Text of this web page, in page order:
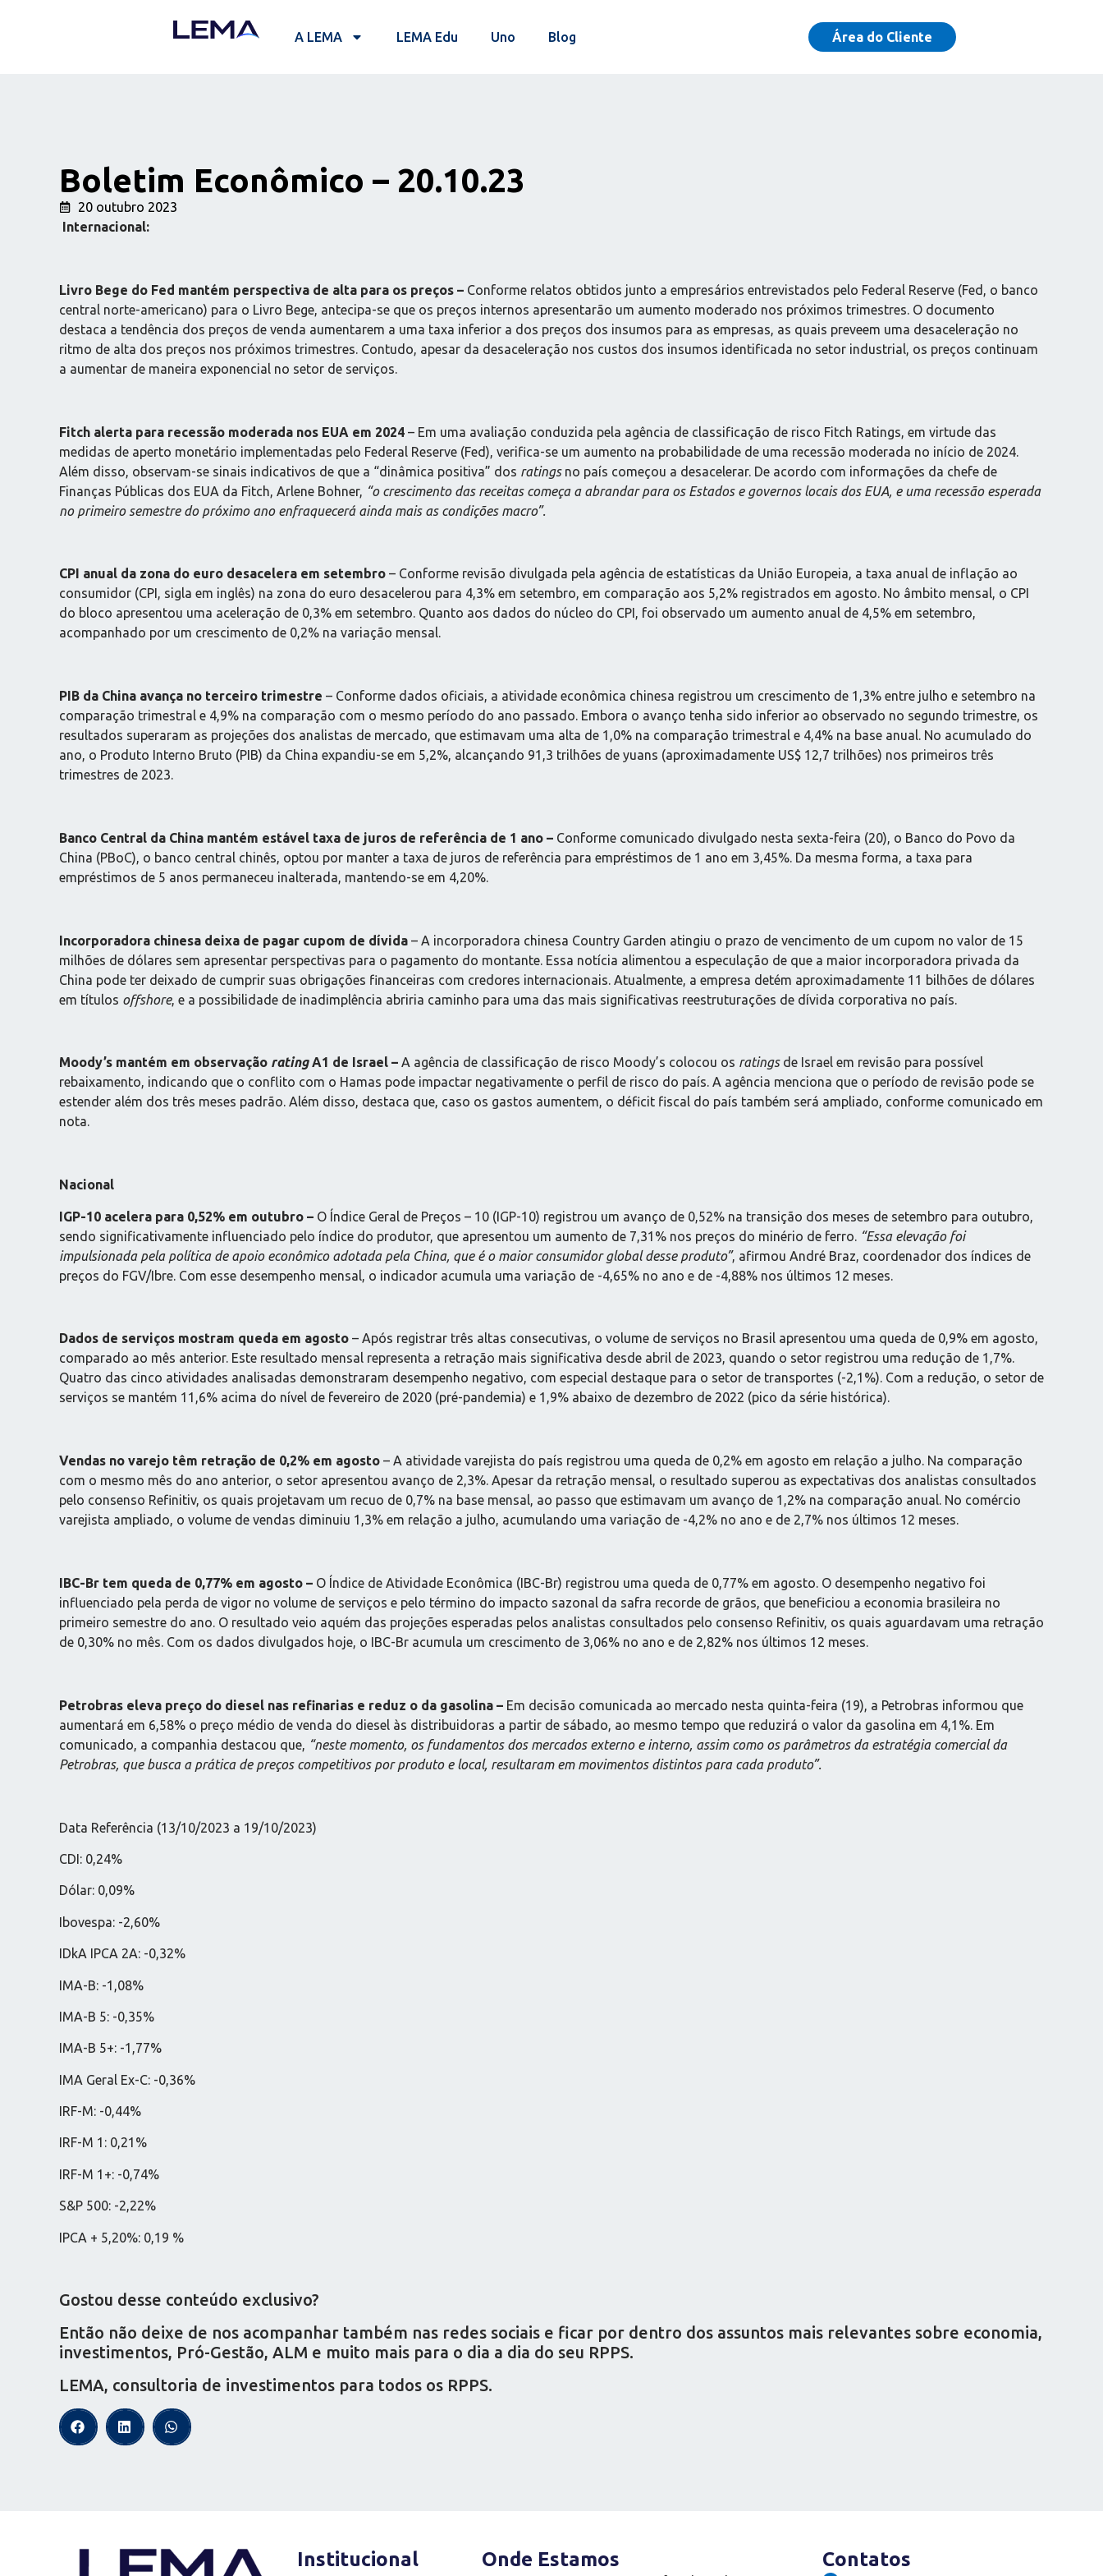
A LEMA LEMA Edu Uno Blog Área do Cliente
Boletim Econômico – 20.10.23
20 outubro 2023
Internacional:
Livro Bege do Fed mantém perspectiva de alta para os preços – Conforme relatos obtidos junto a empresários entrevistados pelo Federal Reserve (Fed, o banco
central norte-americano) para o Livro Bege, antecipa-se que os preços internos apresentarão um aumento moderado nos próximos trimestres. O documento
destaca a tendência dos preços de venda aumentarem a uma taxa inferior a dos preços dos insumos para as empresas, as quais preveem uma desaceleração no
ritmo de alta dos preços nos próximos trimestres. Contudo, apesar da desaceleração nos custos dos insumos identificada no setor industrial, os preços continuam
a aumentar de maneira exponencial no setor de serviços.
Fitch alerta para recessão moderada nos EUA em 2024 – Em uma avaliação conduzida pela agência de classificação de risco Fitch Ratings, em virtude das
medidas de aperto monetário implementadas pelo Federal Reserve (Fed), verifica-se um aumento na probabilidade de uma recessão moderada no início de 2024.
Além disso, observam-se sinais indicativos de que a “dinâmica positiva” dos ratings no país começou a desacelerar. De acordo com informações da chefe de
Finanças Públicas dos EUA da Fitch, Arlene Bohner, “o crescimento das receitas começa a abrandar para os Estados e governos locais dos EUA, e uma recessão esperada
no primeiro semestre do próximo ano enfraquecerá ainda mais as condições macro”.
CPI anual da zona do euro desacelera em setembro – Conforme revisão divulgada pela agência de estatísticas da União Europeia, a taxa anual de inflação ao
consumidor (CPI, sigla em inglês) na zona do euro desacelerou para 4,3% em setembro, em comparação aos 5,2% registrados em agosto. No âmbito mensal, o CPI
do bloco apresentou uma aceleração de 0,3% em setembro. Quanto aos dados do núcleo do CPI, foi observado um aumento anual de 4,5% em setembro,
acompanhado por um crescimento de 0,2% na variação mensal.
PIB da China avança no terceiro trimestre – Conforme dados oficiais, a atividade econômica chinesa registrou um crescimento de 1,3% entre julho e setembro na
comparação trimestral e 4,9% na comparação com o mesmo período do ano passado. Embora o avanço tenha sido inferior ao observado no segundo trimestre, os
resultados superaram as projeções dos analistas de mercado, que estimavam uma alta de 1,0% na comparação trimestral e 4,4% na base anual. No acumulado do
ano, o Produto Interno Bruto (PIB) da China expandiu-se em 5,2%, alcançando 91,3 trilhões de yuans (aproximadamente US$ 12,7 trilhões) nos primeiros três
trimestres de 2023.
Banco Central da China mantém estável taxa de juros de referência de 1 ano – Conforme comunicado divulgado nesta sexta-feira (20), o Banco do Povo da
China (PBoC), o banco central chinês, optou por manter a taxa de juros de referência para empréstimos de 1 ano em 3,45%. Da mesma forma, a taxa para
empréstimos de 5 anos permaneceu inalterada, mantendo-se em 4,20%.
Incorporadora chinesa deixa de pagar cupom de dívida – A incorporadora chinesa Country Garden atingiu o prazo de vencimento de um cupom no valor de 15
milhões de dólares sem apresentar perspectivas para o pagamento do montante. Essa notícia alimentou a especulação de que a maior incorporadora privada da
China pode ter deixado de cumprir suas obrigações financeiras com credores internacionais. Atualmente, a empresa detém aproximadamente 11 bilhões de dólares
em títulos offshore, e a possibilidade de inadimplência abriria caminho para uma das mais significativas reestruturações de dívida corporativa no país.
Moody’s mantém em observação ratingA1 de Israel – A agência de classificação de risco Moody’s colocou os ratingsde Israel em revisão para possível
rebaixamento, indicando que o conflito com o Hamas pode impactar negativamente o perfil de risco do país. A agência menciona que o período de revisão pode se
estender além dos três meses padrão. Além disso, destaca que, caso os gastos aumentem, o déficit fiscal do país também será ampliado, conforme comunicado em
nota.
Nacional
IGP-10 acelera para 0,52% em outubro – O Índice Geral de Preços – 10 (IGP-10) registrou um avanço de 0,52% na transição dos meses de setembro para outubro,
sendo significativamente influenciado pelo índice do produtor, que apresentou um aumento de 7,31% nos preços do minério de ferro. “Essa elevação foi
impulsionada pela política de apoio econômico adotada pela China, que é o maior consumidor global desse produto”, afirmou André Braz, coordenador dos índices de
preços do FGV/Ibre. Com esse desempenho mensal, o indicador acumula uma variação de -4,65% no ano e de -4,88% nos últimos 12 meses.
Dados de serviços mostram queda em agosto – Após registrar três altas consecutivas, o volume de serviços no Brasil apresentou uma queda de 0,9% em agosto,
comparado ao mês anterior. Este resultado mensal representa a retração mais significativa desde abril de 2023, quando o setor registrou uma redução de 1,7%.
Quatro das cinco atividades analisadas demonstraram desempenho negativo, com especial destaque para o setor de transportes (-2,1%). Com a redução, o setor de
serviços se mantém 11,6% acima do nível de fevereiro de 2020 (pré-pandemia) e 1,9% abaixo de dezembro de 2022 (pico da série histórica).
Vendas no varejo têm retração de 0,2% em agosto – A atividade varejista do país registrou uma queda de 0,2% em agosto em relação a julho. Na comparação
com o mesmo mês do ano anterior, o setor apresentou avanço de 2,3%. Apesar da retração mensal, o resultado superou as expectativas dos analistas consultados
pelo consenso Refinitiv, os quais projetavam um recuo de 0,7% na base mensal, ao passo que estimavam um avanço de 1,2% na comparação anual. No comércio
varejista ampliado, o volume de vendas diminuiu 1,3% em relação a julho, acumulando uma variação de -4,2% no ano e de 2,7% nos últimos 12 meses.
IBC-Br tem queda de 0,77% em agosto – O Índice de Atividade Econômica (IBC-Br) registrou uma queda de 0,77% em agosto. O desempenho negativo foi
influenciado pela perda de vigor no volume de serviços e pelo término do impacto sazonal da safra recorde de grãos, que beneficiou a economia brasileira no
primeiro semestre do ano. O resultado veio aquém das projeções esperadas pelos analistas consultados pelo consenso Refinitiv, os quais aguardavam uma retração
de 0,30% no mês. Com os dados divulgados hoje, o IBC-Br acumula um crescimento de 3,06% no ano e de 2,82% nos últimos 12 meses.
Petrobras eleva preço do diesel nas refinarias e reduz o da gasolina – Em decisão comunicada ao mercado nesta quinta-feira (19), a Petrobras informou que
aumentará em 6,58% o preço médio de venda do diesel às distribuidoras a partir de sábado, ao mesmo tempo que reduzirá o valor da gasolina em 4,1%. Em
comunicado, a companhia destacou que, “neste momento, os fundamentos dos mercados externo e interno, assim como os parâmetros da estratégia comercial da
Petrobras, que busca a prática de preços competitivos por produto e local, resultaram em movimentos distintos para cada produto”.
Data Referência (13/10/2023 a 19/10/2023)
CDI: 0,24%
Dólar: 0,09%
Ibovespa: -2,60%
IDkA IPCA 2A: -0,32%
IMA-B: -1,08%
IMA-B 5: -0,35%
IMA-B 5+: -1,77%
IMA Geral Ex-C: -0,36%
IRF-M: -0,44%
IRF-M 1: 0,21%
IRF-M 1+: -0,74%
S&P 500: -2,22%
IPCA + 5,20%: 0,19 %
Gostou desse conteúdo exclusivo?
Então não deixe de nos acompanhar também nas redes sociais e ficar por dentro dos assuntos mais relevantes sobre economia,
investimentos, Pró-Gestão, ALM e muito mais para o dia a dia do seu RPPS.
LEMA, consultoria de investimentos para todos os RPPS.
Institucional Onde Estamos Contatos